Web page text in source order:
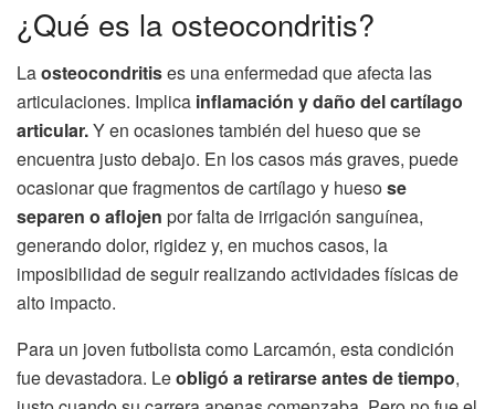
¿Qué es la osteocondritis?
Laosteocondritises una enfermedad que afecta las
articulaciones. Implica inflamación y daño del cartílago
articular.Y en ocasiones también del hueso que se
encuentra justo debajo. En los casos más graves, puede
ocasionar que fragmentos de cartílago y huesose
separen o aflojen por falta de irrigación sanguínea,
generando dolor, rigidez y, en muchos casos, la
imposibilidad de seguir realizando actividades físicas de
alto impacto.
Para un joven futbolista como Larcamón, esta condición
fue devastadora. Leobligó a retirarse antes de tiempo,